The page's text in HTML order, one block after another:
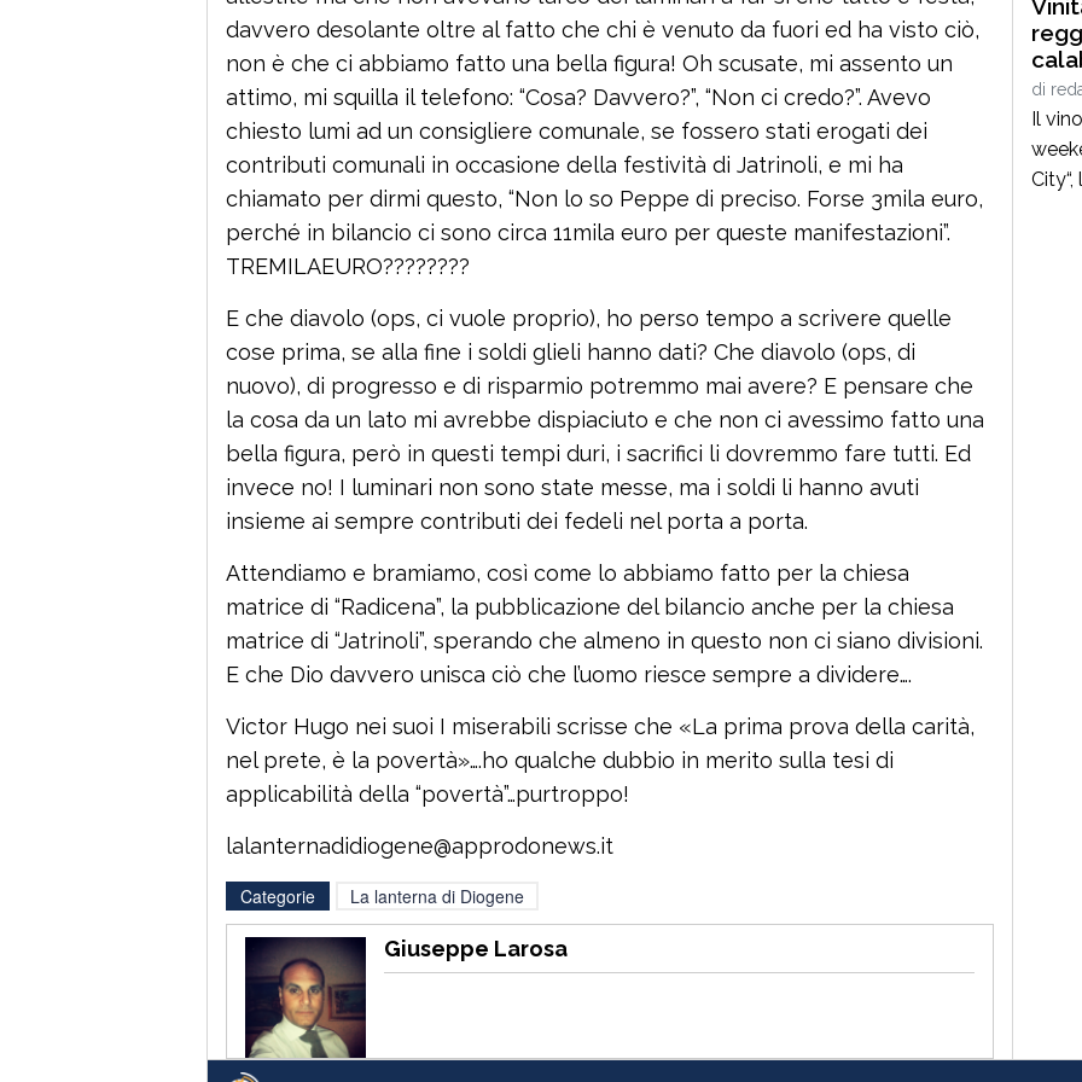
davvero desolante oltre al fatto che chi è venuto da fuori ed ha visto ciò,
non è che ci abbiamo fatto una bella figura! Oh scusate, mi assento un
attimo, mi squilla il telefono: “Cosa? Davvero?”, “Non ci credo?”. Avevo
chiesto lumi ad un consigliere comunale, se fossero stati erogati dei
contributi comunali in occasione della festività di Jatrinoli, e mi ha
chiamato per dirmi questo, “Non lo so Peppe di preciso. Forse 3mila euro,
perché in bilancio ci sono circa 11mila euro per queste manifestazioni”.
TREMILAEURO????????
E che diavolo (ops, ci vuole proprio), ho perso tempo a scrivere quelle
cose prima, se alla fine i soldi glieli hanno dati? Che diavolo (ops, di
nuovo), di progresso e di risparmio potremmo mai avere? E pensare che
la cosa da un lato mi avrebbe dispiaciuto e che non ci avessimo fatto una
bella figura, però in questi tempi duri, i sacrifici li dovremmo fare tutti. Ed
invece no! I luminari non sono state messe, ma i soldi li hanno avuti
insieme ai sempre contributi dei fedeli nel porta a porta.
Attendiamo e bramiamo, così come lo abbiamo fatto per la chiesa
matrice di “Radicena”, la pubblicazione del bilancio anche per la chiesa
matrice di “Jatrinoli”, sperando che almeno in questo non ci siano divisioni.
E che Dio davvero unisca ciò che l’uomo riesce sempre a dividere….
Victor Hugo nei suoi I miserabili scrisse che «La prima prova della carità,
nel prete, è la povertà»….ho qualche dubbio in merito sulla tesi di
applicabilità della “povertà”…purtroppo!
lalanternadidiogene@approdonews.it
Categorie La lanterna di Diogene
Giuseppe Larosa
di
Il